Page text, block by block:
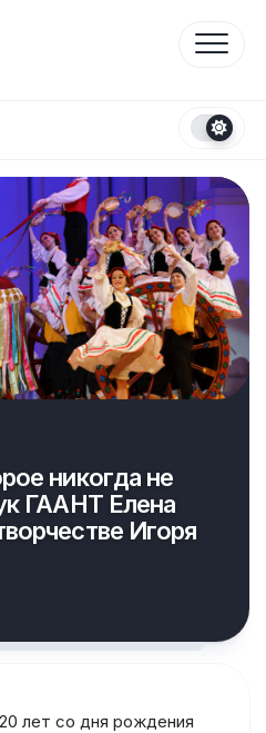
никогда не
ГААНТ Елена
Игоря
лет со дня рождения